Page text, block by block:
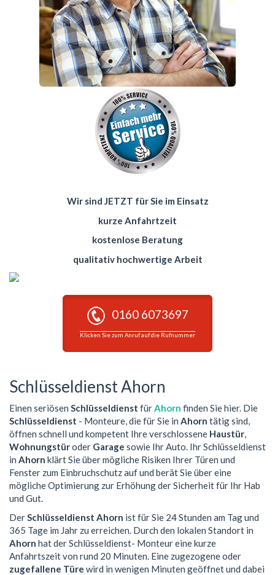
Wir sind JETZT für Sie im Einsatz
kurze Anfahrtzeit
kostenlose Beratung
qualitativ hochwertige Arbeit
0160 6073697
Klicken Sie zum Anruf auf die Rufnummer
Schlüsseldienst Ahorn
Einen seriösen Schlüsseldienst fürAhorn finden Sie hier. Die
Schlüsseldienst - Monteure, die für Sie in Ahorn tätig sind,
öffnen schnell und kompetent Ihre verschlossene Haustür,
Wohnungstüroder Garage sowie Ihr Auto. Ihr Schlüsseldienst
in Ahorn klärt Sie über mögliche Risiken Ihrer Türen und
Fenster zum Einbruchschutz auf und berät Sie über eine
mögliche Optimierung zur Erhöhung der Sicherheit für Ihr Hab
und Gut.
DerSchlüsseldienst Ahorn ist für Sie 24 Stunden am Tag und
365 Tage im Jahr zu erreichen. Durch den lokalen Standort in
Ahorn hat der Schlüsseldienst- Monteur eine kurze
Anfahrtszeit von rund 20 Minuten. Eine zugezogene oder
zugefallene Türe wird in wenigen Minuten geöffnet und dabei